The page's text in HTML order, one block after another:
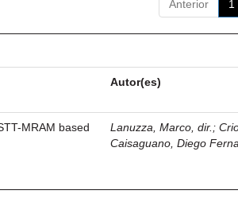
Anterior 1
Autor(es)
MRAM based
Lanuzza, Marco, dir. ;
Caisaguano, Diego